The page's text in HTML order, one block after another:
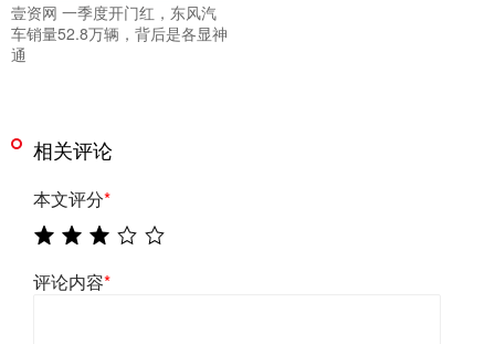
壹资网 一季度开门红，东风汽
车销量52.8万辆，背后是各显神
通
相关评论
本文评分*
评论内容*